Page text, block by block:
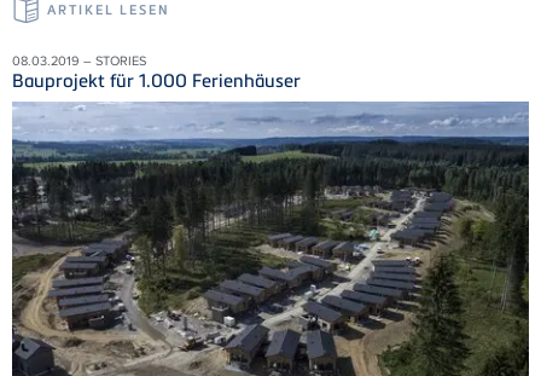
ARTIKEL LESEN
08.03.2019 – STORIES
Bauprojekt für 1.000 Ferienhäuser